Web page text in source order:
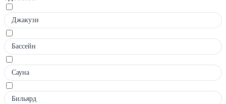
Джакузи
Бассейн
Сауна
Бильярд